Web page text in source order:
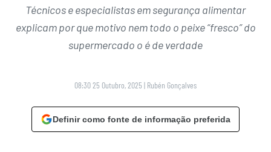
Técnicos e especialistas em segurança alimentar
explicam por que motivo nem todo o peixe “fresco” do
supermercado o é de verdade
08:30 25 Outubro, 2025 | Rubén Gonçalves
Definir como fonte de informação preferida